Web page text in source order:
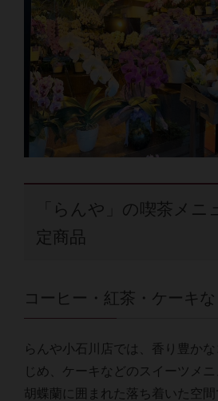
「らんや」の喫茶メニ
定商品
コーヒー・紅茶・ケーキ
らんや小石川店では、香り豊か
じめ、ケーキなどのスイーツメ
胡蝶蘭に囲まれた落ち着いた空間